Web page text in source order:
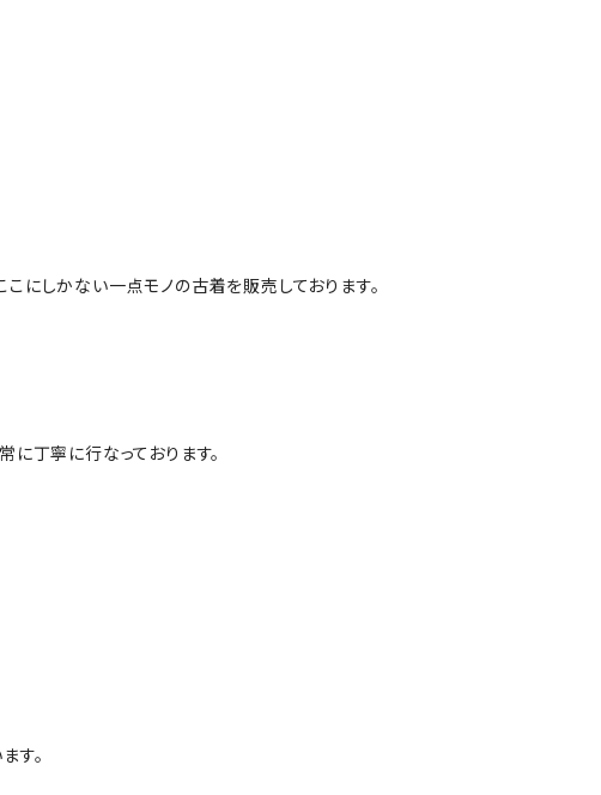
にしかない一点モノの古着を販売しております。
に丁寧に行なっております。
す。